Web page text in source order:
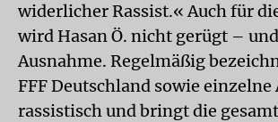
widerlicher Rassist.« Auch für
wird Hasan Ö. nicht gerügt –
Ausnahme. Regelmäßig
FFF Deutschland sowie
rassistisch und bringt die